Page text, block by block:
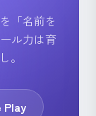
「名前を
ル力は育
。
Play